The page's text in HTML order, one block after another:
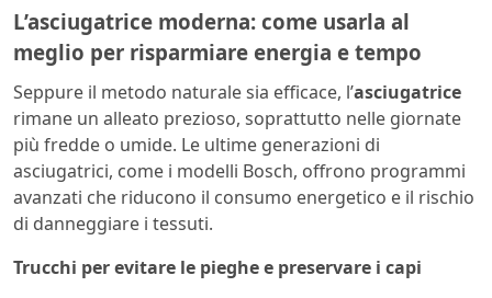
L’asciugatrice moderna: come usarla al
meglio per risparmiare energia e tempo
Seppure il metodo naturale sia efficace, l’asciugatrice
rimane un alleato prezioso, soprattutto nelle giornate
più fredde o umide. Le ultime generazioni di
asciugatrici, come i modelli Bosch, offrono programmi
avanzati che riducono il consumo energetico e il rischio
di danneggiare i tessuti.
Trucchi per evitare le pieghe e preservare i capi